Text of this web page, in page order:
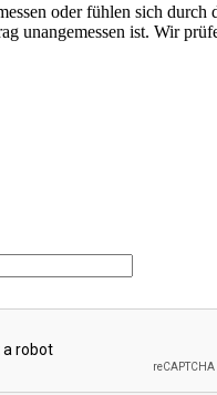
oder fühlen sich
unangemessen ist. Wir